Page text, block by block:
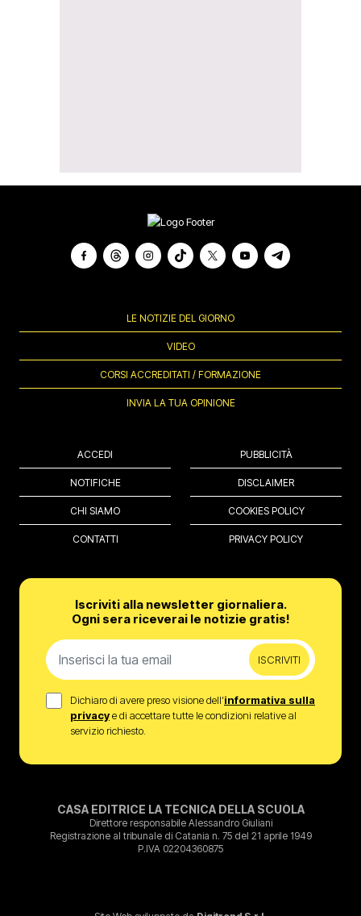
LE NOTIZIE DEL GIORNO
VIDEO
CORSI ACCREDITATI / FORMAZIONE
INVIA LA TUA OPINIONE
ACCEDI
NOTIFICHE
CHI SIAMO
CONTATTI
PUBBLICITÀ
DISCLAIMER
COOKIES POLICY
PRIVACY POLICY
Iscriviti alla newsletter giornaliera.
Ogni sera riceverai le notizie gratis!
ISCRIVITI
Dichiaro di avere preso visione dell’informativa sulla
privacye di accettare tutte le condizioni relative al
servizio richiesto.
CASA EDITRICE LA TECNICA DELLA SCUOLA
Direttore responsabile Alessandro Giuliani
Registrazione al tribunale di Catania n. 75 del 21 aprile 1949
P.IVA 02204360875